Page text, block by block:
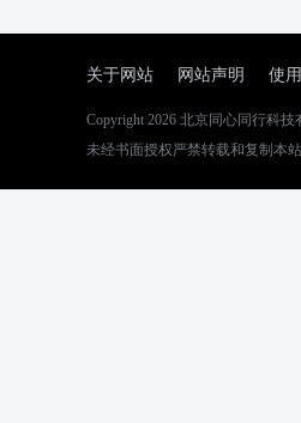
关于网站 网站声明 使
Copyright 2026 北京同心同行科技
未经书面授权严禁转载和复制本